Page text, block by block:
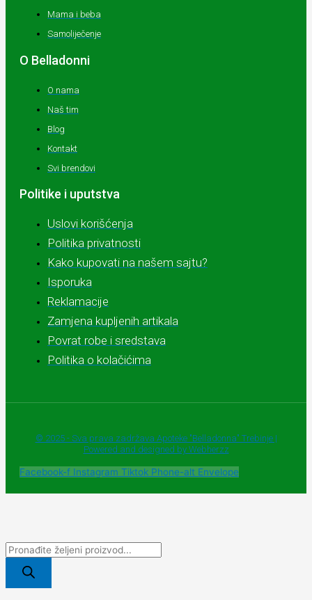
Mama i beba
Samoliječenje
O Belladonni
O nama
Naš tim
Blog
Kontakt
Svi brendovi
Politike i uputstva
Uslovi korišćenja
Politika privatnosti
Kako kupovati na našem sajtu?
Isporuka
Reklamacije
Zamjena kupljenih artikala
Povrat robe i sredstava
Politika o kolačićima
© 2025 - Sva prava zadržava Apoteke "Belladonna" Trebinje |
Powered and designed by Webherzz
Facebook-f Instagram Tiktok Phone-alt Envelope